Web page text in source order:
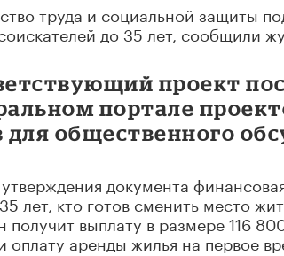
труда и социальной защиты
до 35 лет, сообщили
проект
портале
для общественного
документа
лет, кто готов сменить место
получит выплату в размере 116
оплату аренды жилья на первое